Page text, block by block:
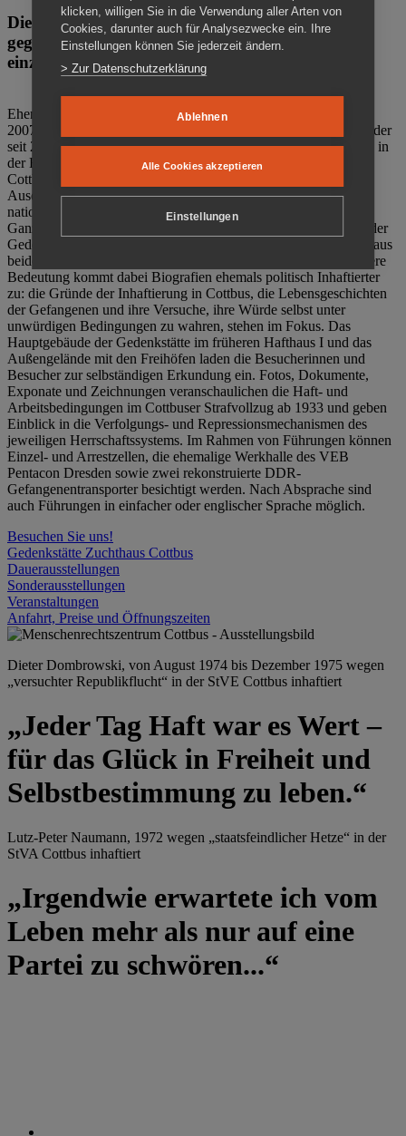
Die Gedenkstätte Zuchthaus Cottbus ist ein Ort
gegen das Vergessen. Anschaulich, nah und
einzigartig.
Ehemalige politische Häftlinge der DDR gründeten im Oktober
2007 den Verein Menschenrechtszentrum Cottbus e. V. (MRZ), der
seit 2011 Eigentümer des ehemaligen Gefängnisses (1860-2002) in
der Bautzener Straße und Träger der Gedenkstätte Zuchthaus
Cottbus ist. Im Zentrum der Arbeit der Gedenkstätte steht die
Auseinandersetzung mit politischem Unrecht während der
nationalsozialistischen Terrorherrschaft und der SED-Diktatur.
Ganzjährig zeigen mehrere Dauer- und Sonderausstellungen in der
Gedenkstätte Zuchthaus Cottbus Beispiele politischen Unrechts aus
beiden deutschen Diktaturen des 20. Jahrhunderts. Eine besondere
Bedeutung kommt dabei Biografien ehemals politisch Inhaftierter
zu: die Gründe der Inhaftierung in Cottbus, die Lebensgeschichten
der Gefangenen und ihre Versuche, ihre Würde selbst unter
unwürdigen Bedingungen zu wahren, stehen im Fokus. Das
Hauptgebäude der Gedenkstätte im früheren Hafthaus I und das
Außengelände mit den Freihöfen laden die Besucherinnen und
Besucher zur selbständigen Erkundung ein. Fotos, Dokumente,
Exponate und Zeichnungen veranschaulichen die Haft- und
Arbeitsbedingungen im Cottbuser Strafvollzug ab 1933 und geben
Einblick in die Verfolgungs- und Repressionsmechanismen des
jeweiligen Herrschaftssystems. Im Rahmen von Führungen können
Einzel- und Arrestzellen, die ehemalige Werkhalle des VEB
Pentacon Dresden sowie zwei rekonstruierte DDR-
Gefangenentransporter besichtigt werden. Nach Absprache sind
auch Führungen in einfacher oder englischer Sprache möglich.
Besuchen Sie uns!
Gedenkstätte Zuchthaus Cottbus
Dauerausstellungen
Sonderausstellungen
Veranstaltungen
Anfahrt, Preise und Öffnungszeiten
Dieter Dombrowski, von August 1974 bis Dezember 1975 wegen
„versuchter Republikflucht“ in der StVE Cottbus inhaftiert
„Jeder Tag Haft war es Wert –
für das Glück in Freiheit und
Selbstbestimmung zu leben.“
Lutz-Peter Naumann, 1972 wegen „staatsfeindlicher Hetze“ in der
StVA Cottbus inhaftiert
„Irgendwie erwartete ich vom
Leben mehr als nur auf eine
Partei zu schwören...“
klicken, willigen Sie in die Verwendung aller Arten von
Cookies, darunter auch für Analysezwecke ein. Ihre
Einstellungen können Sie jederzeit ändern.
> Zur Datenschutzerklärung
Ablehnen
Alle Cookies akzeptieren
Einstellungen